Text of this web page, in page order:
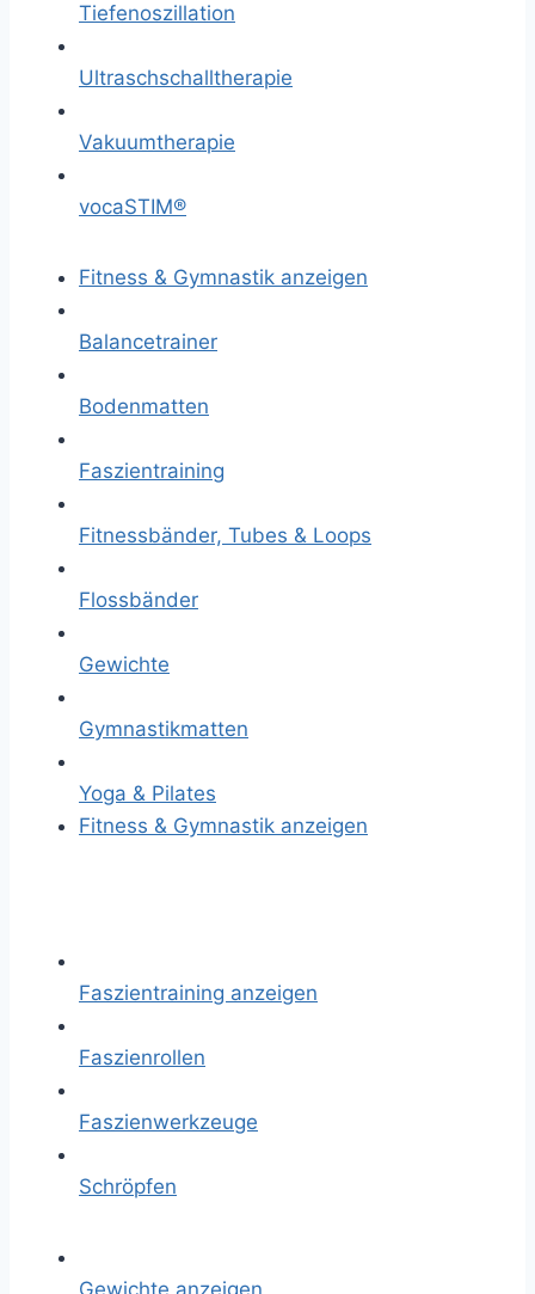
Tiefenoszillation
Ultraschschalltherapie
Vakuumtherapie
vocaSTIM®
Fitness & Gymnastik anzeigen
Balancetrainer
Bodenmatten
Faszientraining
Fitnessbänder, Tubes & Loops
Flossbänder
Gewichte
Gymnastikmatten
Yoga & Pilates
Fitness & Gymnastik anzeigen
Faszientraining anzeigen
Faszienrollen
Faszienwerkzeuge
Schröpfen